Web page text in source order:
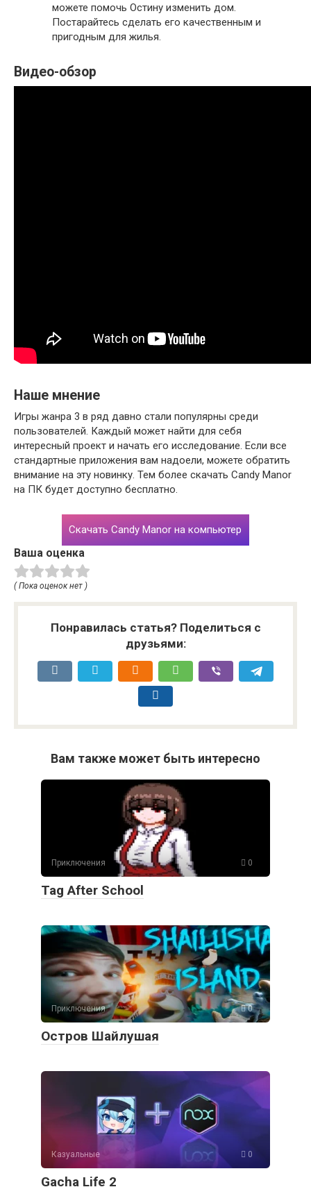
можете помочь Остину изменить дом.
Постарайтесь сделать его качественным и
пригодным для жилья.
Видео-обзор
Наше мнение
Игры жанра 3 в ряд давно стали популярны среди
пользователей. Каждый может найти для себя
интересный проект и начать его исследование. Если все
стандартные приложения вам надоели, можете обратить
внимание на эту новинку. Тем более скачать Candy Manor
на ПК будет доступно бесплатно.
Скачать Candy Manor на компьютер
Ваша оценка
( Пока оценок нет )
Понравилась статья? Поделиться с
друзьями:
Вам также может быть интересно
Приключения 0
Tag After School
Приключения 0
Остров Шайлушая
Казуальные 0
Gacha Life 2